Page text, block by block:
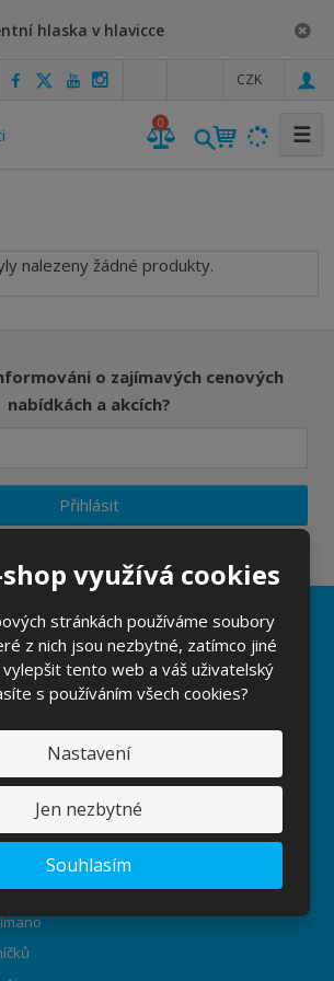
využívá cookies
stránkách používáme soubory
z nich jsou nezbytné, zatímco jiné
vylepšit tento web a váš uživatelský
s používáním všech cookies?
Nastavení
Jen nezbytné
Souhlasím
hlaska v hlavicce
CZK
0 ☰
nalezeny žádné produkty.
o zajímavých cenových
nabídkách a akcích?
Přihlásit